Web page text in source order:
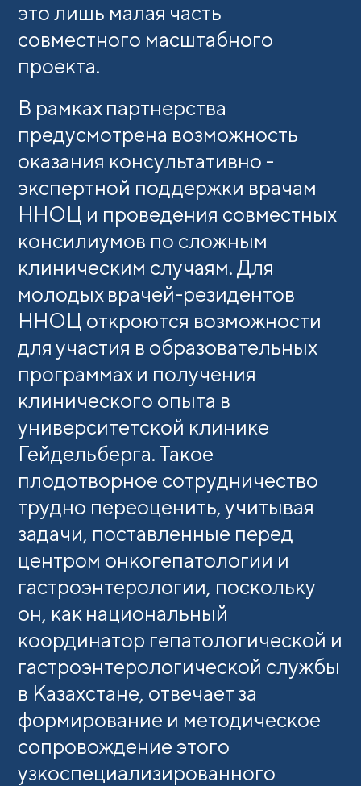
это лишь малая часть
совместного масштабного
проекта.
В рамках партнерства
предусмотрена возможность
оказания консультативно -
экспертной поддержки врачам
ННОЦ и проведения совместных
консилиумов по сложным
клиническим случаям. Для
молодых врачей-резидентов
ННОЦ откроются возможности
для участия в образовательных
программах и получения
клинического опыта в
университетской клинике
Гейдельберга. Такое
плодотворное сотрудничество
трудно переоценить, учитывая
задачи, поставленные перед
центром онкогепатологии и
гастроэнтерологии, поскольку
он, как национальный
координатор гепатологической и
гастроэнтерологической службы
в Казахстане, отвечает за
формирование и методическое
сопровождение этого
узкоспециализированного